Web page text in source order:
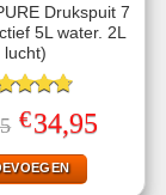
Drukspuit 7
5L water. 2L
lucht)
uit 5
Oorspronkelijke
prijs
was:
€69,95.
€34,95prijs